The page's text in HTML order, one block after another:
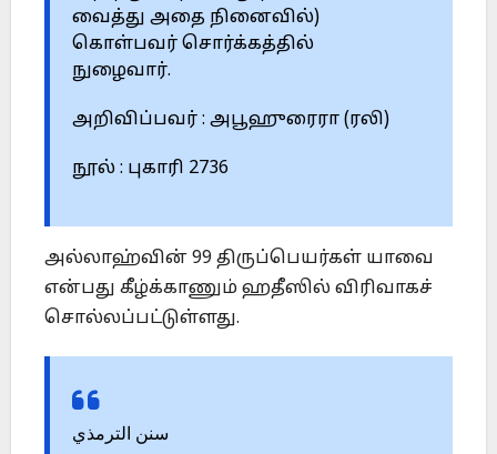
வைத்து அதை நினைவில்)
கொள்பவர் சொர்க்கத்தில்
நுழைவார்.
அறிவிப்பவர் : அபூஹுரைரா (ரலி)
நூல் : புகாரி 2736
அல்லாஹ்வின் 99 திருப்பெயர்கள் யாவை
என்பது கீழ்க்காணும் ஹதீஸில் விரிவாகச்
சொல்லப்பட்டுள்ளது.
سنن الترمذي